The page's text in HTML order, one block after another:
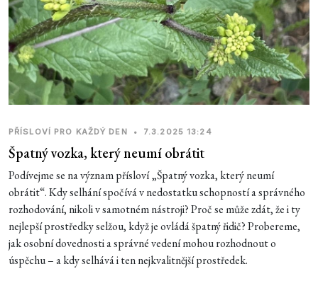
PŘÍSLOVÍ PRO KAŽDÝ DEN • 7.3.2025 13:24
Špatný vozka, který neumí obrátit
Podívejme se na význam přísloví „Špatný vozka, který neumí
obrátit“. Kdy selhání spočívá v nedostatku schopností a správného
rozhodování, nikoli v samotném nástroji? Proč se může zdát, že i ty
nejlepší prostředky selžou, když je ovládá špatný řidič? Probereme,
jak osobní dovednosti a správné vedení mohou rozhodnout o
úspěchu – a kdy selhává i ten nejkvalitnější prostředek.